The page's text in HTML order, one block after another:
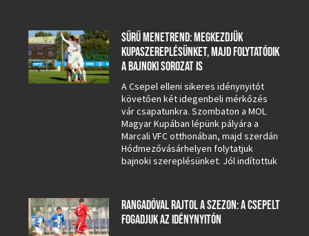
SŰRŰ MENETREND: MEGKEZDJÜK
KUPASZEREPLÉSÜNKET, MAJD FOLYTATÓDIK
A BAJNOKI SOROZAT IS
A Csepel elleni sikeres idénynyitót
követően két idegenbeli mérkőzés
vár csapatunkra. Szombaton a MOL
Magyar Kupában lépünk pályára a
Marcali VFC otthonában, majd szerdán
Hódmezővásárhelyen folytatjuk
bajnoki szereplésünket. Jól indítottuk
RANGADÓVAL RAJTOL A SZEZON: A CSEPELT
FOGADJUK AZ IDÉNYNYITÓN